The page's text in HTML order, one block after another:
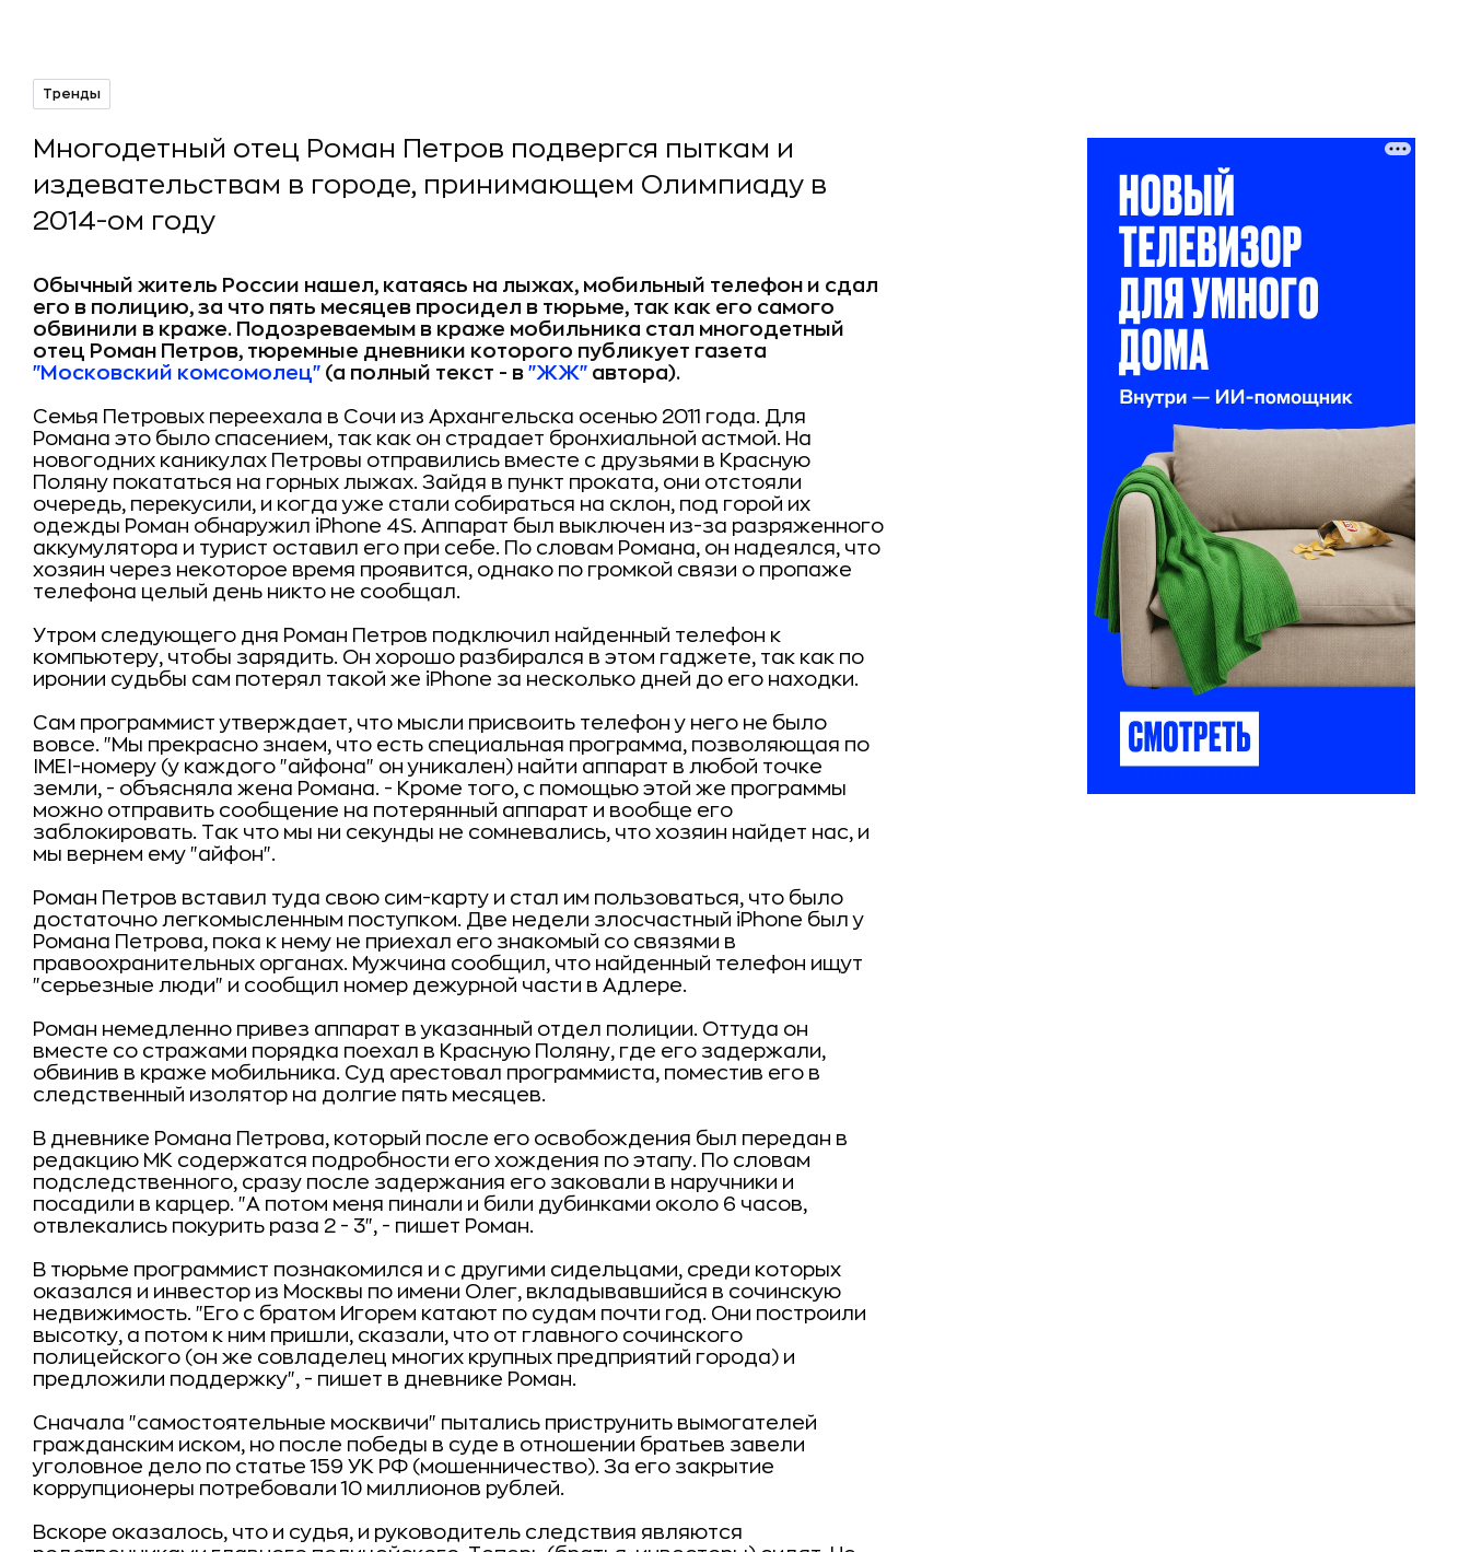
Тренды
Многодетный отец Роман Петров подвергся пыткам и
издевательствам в городе, принимающем Олимпиаду в
2014-ом году
Обычный житель России нашел, катаясь на лыжах, мобильный телефон и сдал
его в полицию, за что пять месяцев просидел в тюрьме, так как его самого
обвинили в краже. Подозреваемым в краже мобильника стал многодетный
отец Роман Петров, тюремные дневники которого публикует газета
"Московский комсомолец" (а полный текст - в "ЖЖ" автора).
Семья Петровых переехала в Сочи из Архангельска осенью 2011 года. Для
Романа это было спасением, так как он страдает бронхиальной астмой. На
новогодних каникулах Петровы отправились вместе с друзьями в Красную
Поляну покататься на горных лыжах. Зайдя в пункт проката, они отстояли
очередь, перекусили, и когда уже стали собираться на склон, под горой их
одежды Роман обнаружил iPhone 4S. Аппарат был выключен из-за разряженного
аккумулятора и турист оставил его при себе. По словам Романа, он надеялся, что
хозяин через некоторое время проявится, однако по громкой связи о пропаже
телефона целый день никто не сообщал.
Утром следующего дня Роман Петров подключил найденный телефон к
компьютеру, чтобы зарядить. Он хорошо разбирался в этом гаджете, так как по
иронии судьбы сам потерял такой же iPhone за несколько дней до его находки.
Сам программист утверждает, что мысли присвоить телефон у него не было
вовсе. "Мы прекрасно знаем, что есть специальная программа, позволяющая по
IMEI-номеру (у каждого "айфона" он уникален) найти аппарат в любой точке
земли, - объясняла жена Романа. - Кроме того, с помощью этой же программы
можно отправить сообщение на потерянный аппарат и вообще его
заблокировать. Так что мы ни секунды не сомневались, что хозяин найдет нас, и
мы вернем ему "айфон".
Роман Петров вставил туда свою сим-карту и стал им пользоваться, что было
достаточно легкомысленным поступком. Две недели злосчастный iPhone был у
Романа Петрова, пока к нему не приехал его знакомый со связями в
правоохранительных органах. Мужчина сообщил, что найденный телефон ищут
"серьезные люди" и сообщил номер дежурной части в Адлере.
Роман немедленно привез аппарат в указанный отдел полиции. Оттуда он
вместе со стражами порядка поехал в Красную Поляну, где его задержали,
обвинив в краже мобильника. Суд арестовал программиста, поместив его в
следственный изолятор на долгие пять месяцев.
В дневнике Романа Петрова, который после его освобождения был передан в
редакцию МК содержатся подробности его хождения по этапу. По словам
подследственного, сразу после задержания его заковали в наручники и
посадили в карцер. "А потом меня пинали и били дубинками около 6 часов,
отвлекались покурить раза 2 - 3", - пишет Роман.
В тюрьме программист познакомился и с другими сидельцами, среди которых
оказался и инвестор из Москвы по имени Олег, вкладывавшийся в сочинскую
недвижимость. "Его с братом Игорем катают по судам почти год. Они построили
высотку, а потом к ним пришли, сказали, что от главного сочинского
полицейского (он же совладелец многих крупных предприятий города) и
предложили поддержку", - пишет в дневнике Роман.
Сначала "самостоятельные москвичи" пытались приструнить вымогателей
гражданским иском, но после победы в суде в отношении братьев завели
уголовное дело по статье 159 УК РФ (мошенничество). За его закрытие
коррупционеры потребовали 10 миллионов рублей.
Вскоре оказалось, что и судья, и руководитель следствия являются